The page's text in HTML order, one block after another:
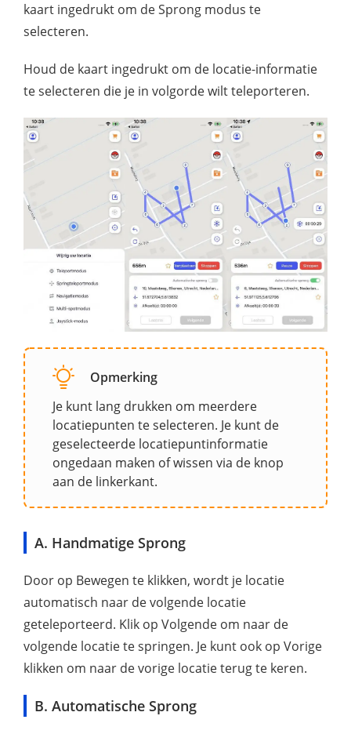
kaart ingedrukt om de Sprong modus te
selecteren.
Houd de kaart ingedrukt om de locatie-informatie
te selecteren die je in volgorde wilt teleporteren.
Opmerking
Je kunt lang drukken om meerdere
locatiepunten te selecteren. Je kunt de
geselecteerde locatiepuntinformatie
ongedaan maken of wissen via de knop
aan de linkerkant.
A. Handmatige Sprong
Door op Bewegen te klikken, wordt je locatie
automatisch naar de volgende locatie
geteleporteerd. Klik op Volgende om naar de
volgende locatie te springen. Je kunt ook op Vorige
klikken om naar de vorige locatie terug te keren.
B. Automatische Sprong